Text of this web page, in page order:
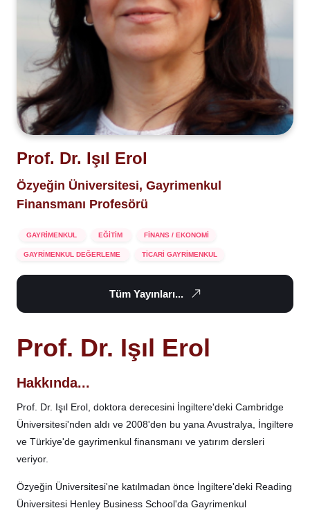
Prof. Dr. Işıl Erol
Özyeğin Üniversitesi, Gayrimenkul
Finansmanı Profesörü
GAYRİMENKUL EĞİTİM FİNANS / EKONOMİ
GAYRİMENKUL DEĞERLEME TİCARİ GAYRİMENKUL
Tüm Yayınları...
Prof. Dr. Işıl Erol
Hakkında...
Prof. Dr. Işıl Erol, doktora derecesini İngiltere'deki Cambridge
Üniversitesi'nden aldı ve 2008'den bu yana Avustralya, İngiltere
ve Türkiye'de gayrimenkul finansmanı ve yatırım dersleri
veriyor.
Özyeğin Üniversitesi'ne katılmadan önce İngiltere'deki Reading
Üniversitesi Henley Business School'da Gayrimenkul